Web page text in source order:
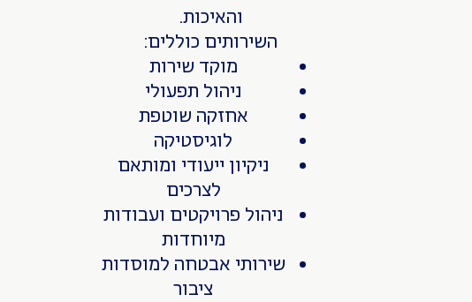
והאיכות.
השירותים כוללים:
מוקד שירות
ניהול תפעולי
אחזקה שוטפת
לוגיסטיקה
ניקיון ייעודי ומותאם
לצרכים
ניהול פרויקטים ועבודות
מיוחדות
שירותי אבטחה למוסדות
ציבור